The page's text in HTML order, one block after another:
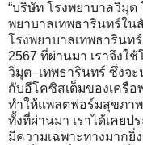
“บริษัท โรงพยาบาลวิมุต
พยาบาลเทพธารินทร์ใน
โรงพยาบาลเทพธารินท
2567 ที่ผ่านมา เราจึงใ
วิมุต–เทพธารินทร์ ซึ่งจ
กับอีโคซิสเต็มของเครื
ทำให้แพลตฟอร์มสุขภา
ทั้งที่ผ่านมา เราได้เคย
มีความเฉพาะทางมากยิ่